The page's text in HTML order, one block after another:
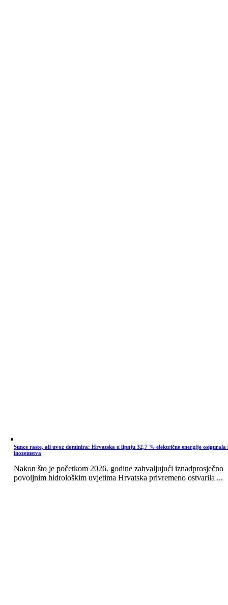
Sunce raste, ali uvoz dominira: Hrvatska u lipnju 32,7 % električne energije osigurala
inozemstva
Nakon što je početkom 2026. godine zahvaljujući iznadprosječno
povoljnim hidrološkim uvjetima Hrvatska privremeno ostvarila ...